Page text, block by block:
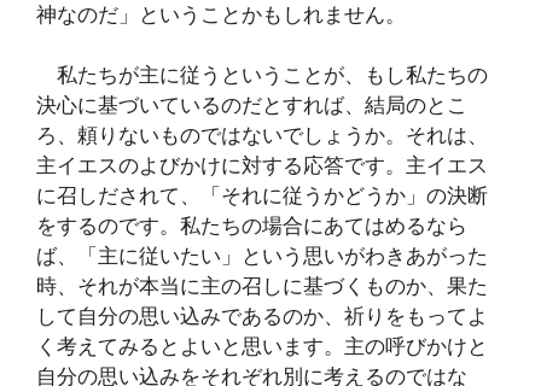
神なのだ」ということかもしれません。
私たちが主に従うということが、もし私たちの
決心に基づいているのだとすれば、結局のとこ
ろ、頼りないものではないでしょうか。それは、
主イエスのよびかけに対する応答です。主イエス
に召しだされて、「それに従うかどうか」の決断
をするのです。私たちの場合にあてはめるなら
ば、「主に従いたい」という思いがわきあがった
時、それが本当に主の召しに基づくものか、果た
して自分の思い込みであるのか、祈りをもってよ
く考えてみるとよいと思います。主の呼びかけと
自分の思い込みをそれぞれ別に考えるのではな